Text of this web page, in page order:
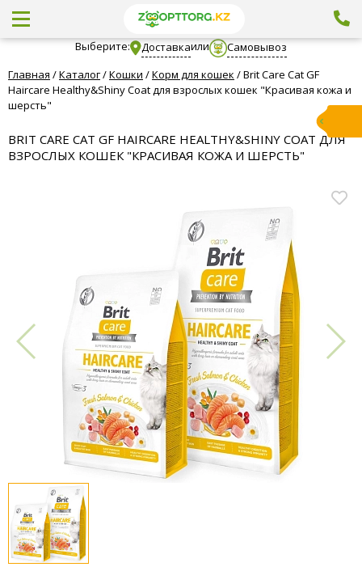
Выберите: Доставкаили
Самовывоз
Главная /Каталог/Кошки /Корм для кошек /Brit Care Cat GF
Haircare Healthy&Shiny Coat для взрослых кошек "Красивая кожа и
шерсть"
BRIT CARE CAT GF HAIRCARE HEALTHY&SHINY COAT ДЛЯ
ВЗРОСЛЫХ КОШЕК "КРАСИВАЯ КОЖА И ШЕРСТЬ"